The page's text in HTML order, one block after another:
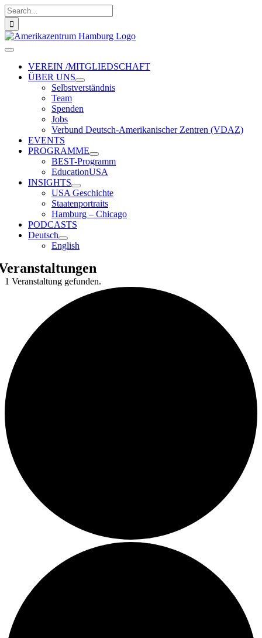
Zum
Inhalt
springen
Suche
nach:
Toggle
NavigationVEREIN /MITGLIEDSCHAFT
ÜBER UNS
Selbstverständnis
Team
Spenden
Jobs
Verbund Deutsch-Amerikanischer Zentren (VDAZ)
EVENTS
PROGRAMME
BEST-Programm
EducationUSA
INSIGHTS
USA Geschichte
Staatenportraits
Hamburg – Chicago
PODCASTS
Deutsch
English
1 Veranstaltung gefunden.